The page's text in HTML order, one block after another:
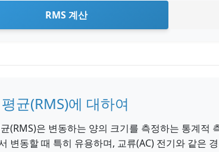
RMS 계산
균(RMS)에 대하여
(RMS)은 변동하는 양의 크기를 측정하는 통계적
변동할 때 특히 유용하며, 교류(AC) 전기와 같은